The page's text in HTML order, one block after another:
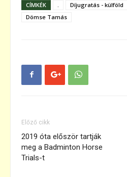
CÍMKÉK Díjugratás - külföld
Dömse Tamás
Előző cikk
2019 óta először tartják
meg a Badminton Horse
Trials-t